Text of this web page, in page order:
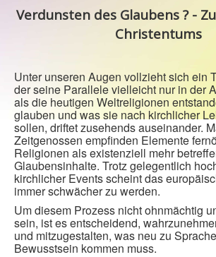
Kontakt
Impressum
Verdunsten des Glaubens ? -
Christentums
Unter unseren Augen vollzieht sich ein
der seine Parallele vielleicht nur in der
als die heutigen Weltreligionen
glauben und was sie nach kirchlicher
sollen, driftet zusehends auseinander.
Zeitgenossen empfinden Elemente
Religionen als existenziell mehr
Glaubensinhalte. Trotz gelegentlich
kirchlicher Events scheint das
immer schwächer zu werden.
Um diesem Prozess nicht ohnmächtig
sein, ist es entscheidend,
und mitzugestalten, was neu zu
Bewusstsein kommen muss.